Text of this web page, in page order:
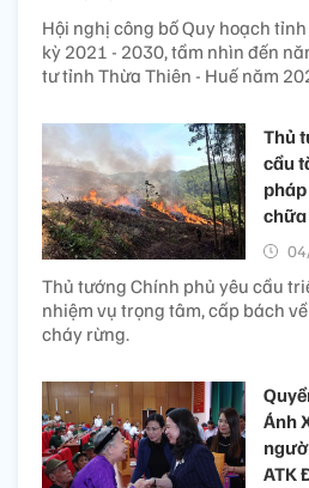
Hội nghị công bố Quy hoạch
kỳ 2021 - 2030, tầm nhìn đến
tư tỉnh Thừa Thiên - Huế năm
Thủ
cầu
Thủ tướng Chính phủ yêu cầu
nhiệm vụ trọng tâm, cấp bách
cháy rừng.
Ánh
ATK